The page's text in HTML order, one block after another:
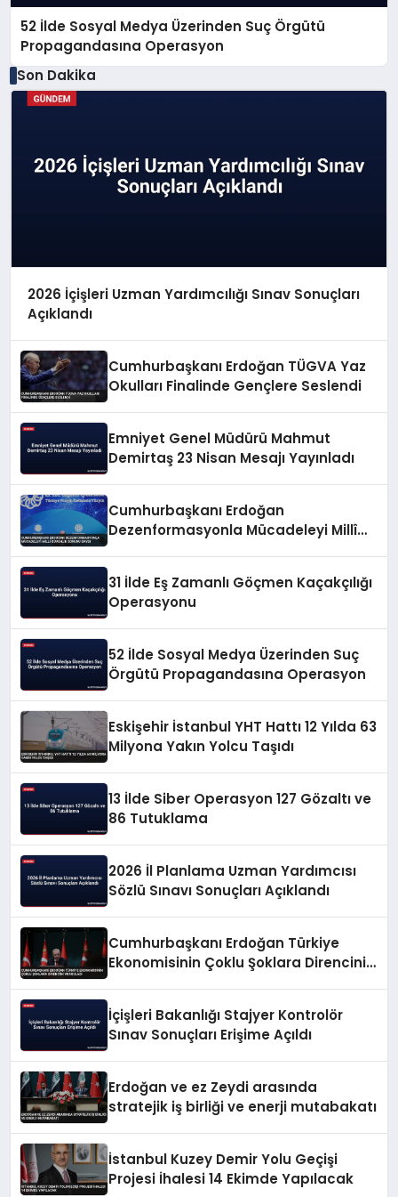
52 İlde Sosyal Medya Üzerinden Suç Örgütü
Propagandasına Operasyon
Son Dakika
2026 İçişleri Uzman Yardımcılığı Sınav Sonuçları
Açıklandı
Cumhurbaşkanı Erdoğan TÜGVA Yaz
Okulları Finalinde Gençlere Seslendi
Emniyet Genel Müdürü Mahmut
Demirtaş 23 Nisan Mesajı Yayınladı
Cumhurbaşkanı Erdoğan
Dezenformasyonla Mücadeleyi Millî
31 İlde Eş Zamanlı Göçmen Kaçakçılığı
Operasyonu
52 İlde Sosyal Medya Üzerinden Suç
Örgütü Propagandasına Operasyon
Eskişehir İstanbul YHT Hattı 12 Yılda 63
Milyona Yakın Yolcu Taşıdı
13 İlde Siber Operasyon 127 Gözaltı ve
86 Tutuklama
2026 İl Planlama Uzman Yardımcısı
Sözlü Sınavı Sonuçları Açıklandı
Cumhurbaşkanı Erdoğan Türkiye
Ekonomisinin Çoklu Şoklara Direncini
İçişleri Bakanlığı Stajyer Kontrolör
Sınav Sonuçları Erişime Açıldı
Erdoğan ve ez Zeydi arasında
stratejik iş birliği ve enerji mutabakatı
İstanbul Kuzey Demir Yolu Geçişi
Projesi İhalesi 14 Ekimde Yapılacak